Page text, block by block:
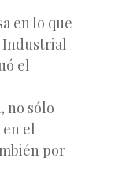
en lo que
Industrial
el
no sólo
el
por